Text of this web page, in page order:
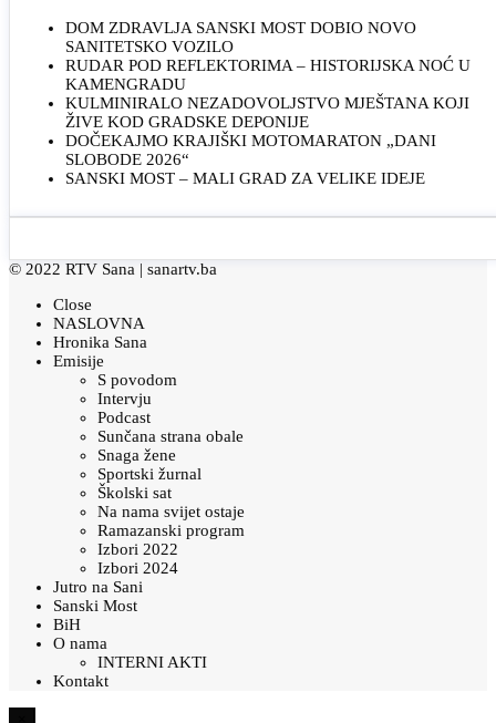
DOM ZDRAVLJA SANSKI MOST DOBIO NOVO
SANITETSKO VOZILO
RUDAR POD REFLEKTORIMA – HISTORIJSKA NOĆ U
KAMENGRADU
KULMINIRALO NEZADOVOLJSTVO MJEŠTANA KOJI
ŽIVE KOD GRADSKE DEPONIJE
DOČEKAJMO KRAJIŠKI MOTOMARATON „DANI
SLOBODE 2026“
SANSKI MOST – MALI GRAD ZA VELIKE IDEJE
© 2022 RTV Sana | sanartv.ba
Close
NASLOVNA
Hronika Sana
Emisije
S povodom
Intervju
Podcast
Sunčana strana obale
Snaga žene
Sportski žurnal
Školski sat
Na nama svijet ostaje
Ramazanski program
Izbori 2022
Izbori 2024
Jutro na Sani
Sanski Most
BiH
O nama
INTERNI AKTI
Kontakt